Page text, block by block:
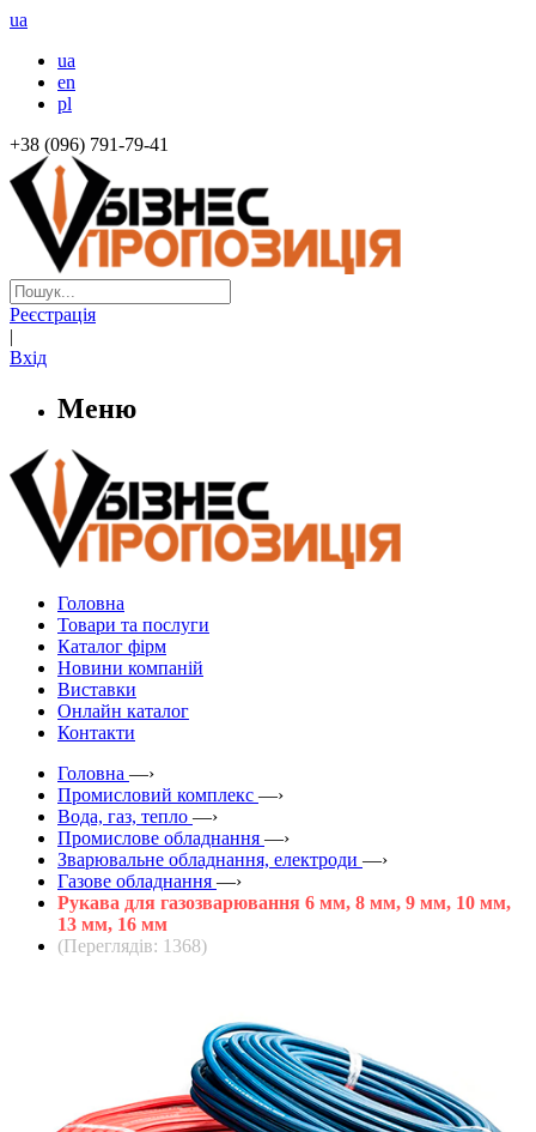
ua
ua
en
pl
+38 (096) 791-79-41
Реєстрація
|
Вхід
Меню
Головна
Товари та послуги
Каталог фірм
Новини компаній
Виставки
Онлайн каталог
Контакти
Головна —›
Промисловий комплекс —›
Вода, газ, тепло —›
Промислове обладнання —›
Зварювальне обладнання, електроди —›
Газове обладнання —›
Рукава для газозварювання 6 мм, 8 мм, 9 мм, 10 мм,
13 мм, 16 мм
(Переглядів: 1368)